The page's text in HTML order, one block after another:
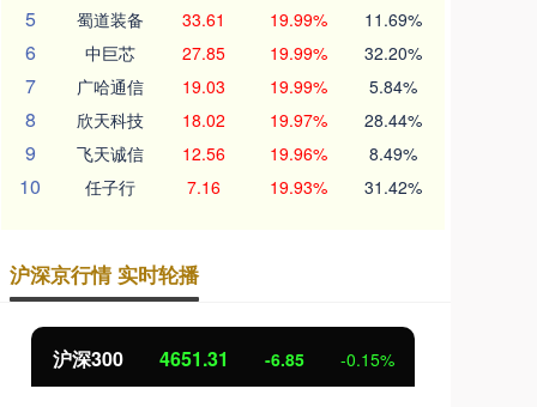
5 蜀道装备 33.61 19.99% 11.69%
6 中巨芯 27.85 19.99% 32.20%
7 广哈通信 19.03 19.99% 5.84%
8 欣天科技 18.02 19.97% 28.44%
9 飞天诚信 12.56 19.96% 8.49%
10 任子行 7.16 19.93% 31.42%
沪深京行情 实时轮播
沪深300 4651.31 -6.85 -0.15%